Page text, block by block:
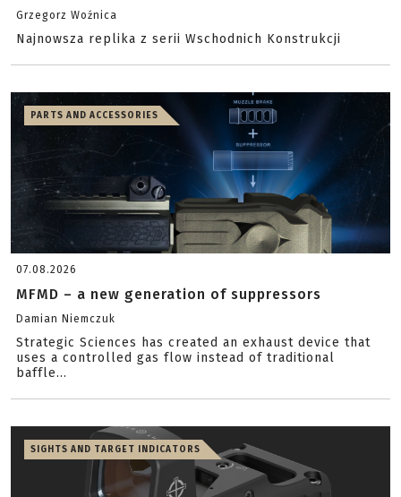
Grzegorz Woźnica
Najnowsza replika z serii Wschodnich Konstrukcji
PARTS AND ACCESSORIES
07.08.2026
MFMD – a new generation of suppressors
Damian Niemczuk
Strategic Sciences has created an exhaust device that
uses a controlled gas flow instead of traditional
baffle...
SIGHTS AND TARGET INDICATORS